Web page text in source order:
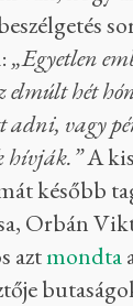
„Egyetlen
elmúlt hét
adni, vagy
hívják.”A
később
Orbán
aztmondta